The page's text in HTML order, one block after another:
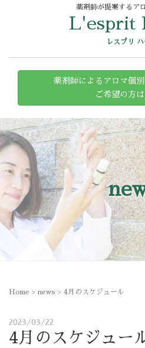
薬剤師が提案するア
L'esprit
レスプリ ハ
薬剤師によるアロマ個
ご希望の方
Home > news > 4月のスケジュール
2023/03/22
4月のスケジュー